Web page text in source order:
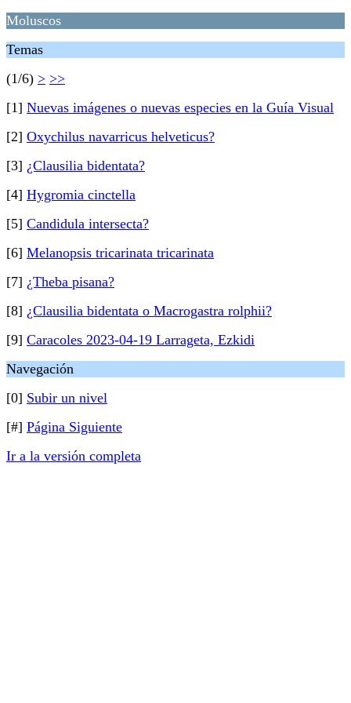
Moluscos
Temas
(1/6) > >>
[1] Nuevas imágenes o nuevas especies en la Guía Visual
[2] Oxychilus navarricus helveticus?
[3] ¿Clausilia bidentata?
[4] Hygromia cinctella
[5] Candidula intersecta?
[6] Melanopsis tricarinata tricarinata
[7] ¿Theba pisana?
[8] ¿Clausilia bidentata o Macrogastra rolphii?
[9] Caracoles 2023-04-19 Larrageta, Ezkidi
Navegación
[0] Subir un nivel
[#] Página Siguiente
Ir a la versión completa